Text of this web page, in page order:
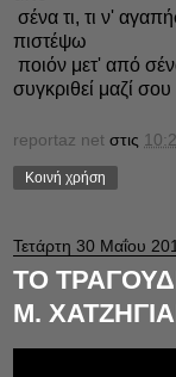
σένα τι, τι ν'
πιστέψω
ποιόν μετ' από
συγκριθεί μαζί σου
reportaz net στις
Κοινή χρήση
Τετάρτη 30 Μαΐου
ΤΟ
Μ.